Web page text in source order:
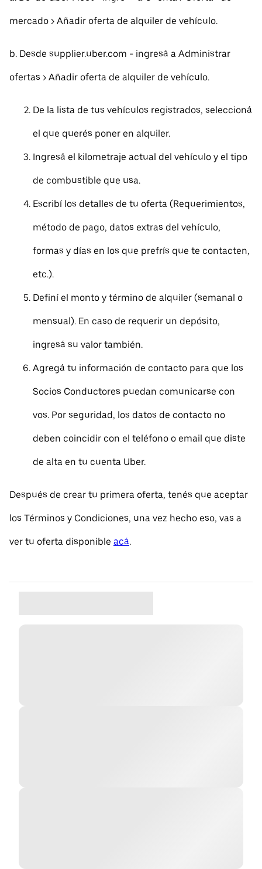
mercado > Añadir oferta de alquiler de vehículo.
b. Desde supplier.uber.com - ingresá a Administrar
ofertas > Añadir oferta de alquiler de vehículo.
De la lista de tus vehículos registrados, seleccioná
el que querés poner en alquiler.
Ingresá el kilometraje actual del vehículo y el tipo
de combustible que usa.
Escribí los detalles de tu oferta (Requerimientos,
método de pago, datos extras del vehículo,
formas y días en los que prefrís que te contacten,
etc.).
Definí el monto y término de alquiler (semanal o
mensual). En caso de requerir un depósito,
ingresá su valor también.
Agregá tu información de contacto para que los
Socios Conductores puedan comunicarse con
vos. Por seguridad, los datos de contacto no
deben coincidir con el teléfono o email que diste
de alta en tu cuenta Uber.
Después de crear tu primera oferta, tenés que aceptar
los Términos y Condiciones, una vez hecho eso, vas a
ver tu oferta disponible acá.